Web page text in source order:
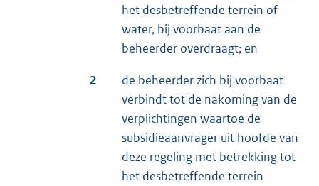
het desbetreffende terrein of
water, bij voorbaat aan de
beheerder overdraagt; en
2
de beheerder zich bij voorbaat
verbindt tot de nakoming van de
verplichtingen waartoe de
subsidieaanvrager uit hoofde van
deze regeling met betrekking tot
het desbetreffende terrein